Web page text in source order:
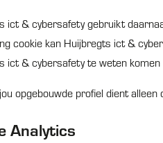
ict & cybersafety gebruikt
cookie kan Huijbregts ict &
ict & cybersafety te weten
opgebouwde profiel dient
Analytics